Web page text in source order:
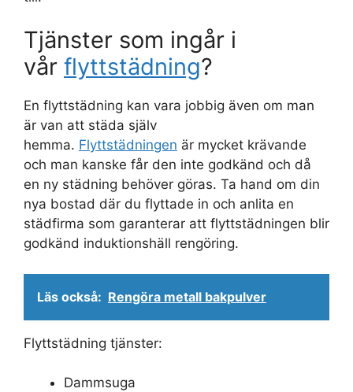
Tjänster som ingår i
vår flyttstädning?
En flyttstädning kan vara jobbig även om man
är van att städa själv
hemma. Flyttstädningen är mycket krävande
och man kanske får den inte godkänd och då
en ny städning behöver göras. Ta hand om din
nya bostad där du flyttade in och anlita en
städfirma som garanterar att flyttstädningen blir
godkänd induktionshäll rengöring.
Läs också: Rengöra metall bakpulver
Flyttstädning tjänster:
Dammsuga